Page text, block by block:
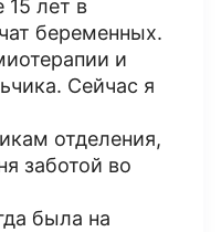
15 лет в
беременных.
и
Сейчас я
отделения,
заботой во
была на